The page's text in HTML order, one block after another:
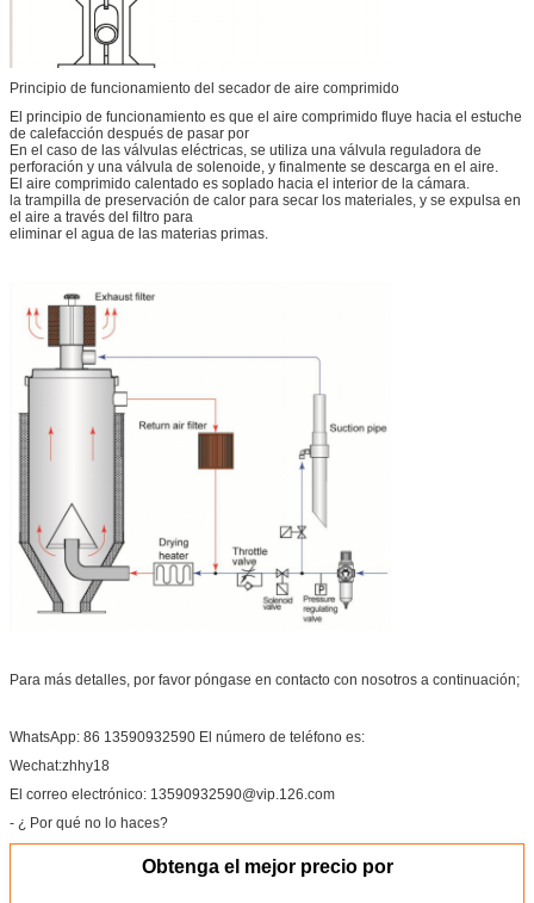
Principio de funcionamiento del secador de aire comprimido
El principio de funcionamiento es que el aire comprimido fluye hacia el estuche
de calefacción después de pasar por
En el caso de las válvulas eléctricas, se utiliza una válvula reguladora de
perforación y una válvula de solenoide, y finalmente se descarga en el aire.
El aire comprimido calentado es soplado hacia el interior de la cámara.
la trampilla de preservación de calor para secar los materiales, y se expulsa en
el aire a través del filtro para
eliminar el agua de las materias primas.
Para más detalles, por favor póngase en contacto con nosotros a continuación;
WhatsApp: 86 13590932590 El número de teléfono es:
Wechat:zhhy18
El correo electrónico: 13590932590@vip.126.com
- ¿ Por qué no lo haces?
Obtenga el mejor precio por